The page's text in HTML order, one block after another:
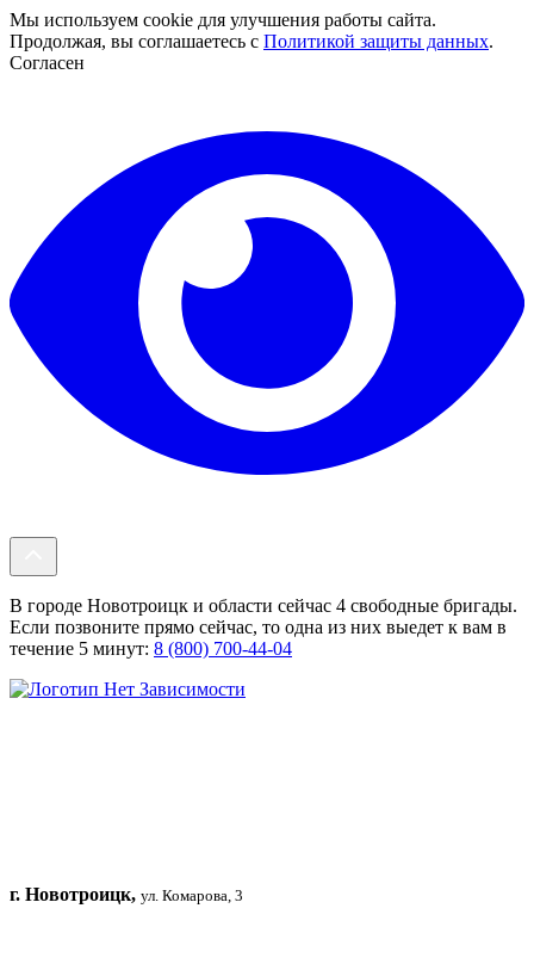
Мы используем cookie для улучшения работы сайта.
Продолжая, вы соглашаетесь с Политикой защиты данных.
Согласен
В городе Новотроицк и области сейчас 4 свободные бригады.
Если позвоните прямо сейчас, то одна из них выедет к вам в
течение 5 минут: 8 (800) 700-44-04
г. Новотроицк, ул. Комарова, 3